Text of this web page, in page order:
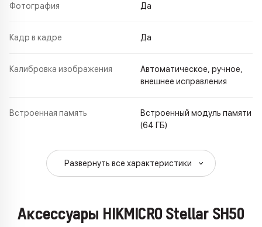
Фотография Да
Кадр в кадре Да
Калибровка изображения
Автоматическое, ручное,
внешнее исправления
Встроенная память
Встроенный модуль памяти
(64 ГБ)
Развернуть все характеристики
Аксессуары HIKMICRO Stellar SH50